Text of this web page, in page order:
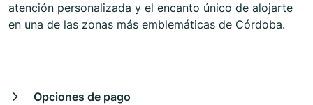
atención personalizada y el encanto único de alojarte
en una de las zonas más emblemáticas de Córdoba.
Opciones de pago